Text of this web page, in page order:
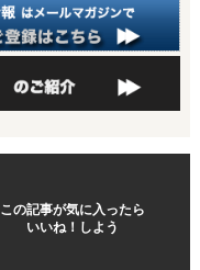
この記事が気に入ったら
いいね！しよう